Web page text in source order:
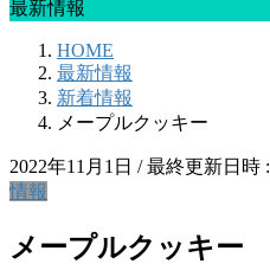
最新情報
HOME
最新情報
新着情報
メープルクッキー
2022年11月1日 / 最終更新日時 :
情報
メープルクッキー